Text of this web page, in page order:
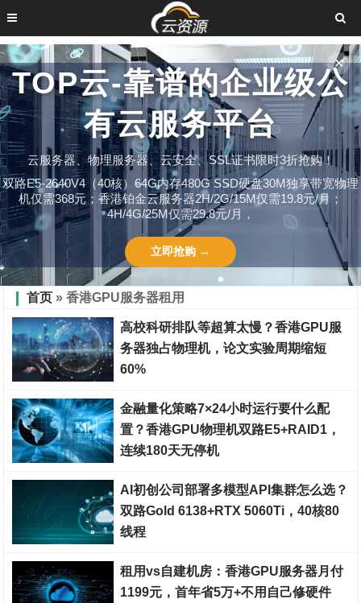
TOP云-靠谱的企业级公
有云服务平台
云服务器、物理服务器、云安全、SSL证书限时3折抢购！
双路E5-2640V4（40核）64G内存480G SSD硬盘30M独享带宽物理
机仅需368元；香港铂金云服务器2H/2G/15M仅需19.8元/月；
4H/4G/25M仅需29.8元/月，
立即抢购 →
✕
首页 » 香港GPU服务器租用
高校科研排队等超算太慢？香港GPU服
务器独占物理机，论文实验周期缩短
60%
金融量化策略7×24小时运行要什么配
置？香港GPU物理机双路E5+RAID1，
连续180天无停机
AI初创公司部署多模型API集群怎么选？
双路Gold 6138+RTX 5060Ti，40核80
线程
租用vs自建机房：香港GPU服务器月付
1199元，首年省5万+不用自己修硬件